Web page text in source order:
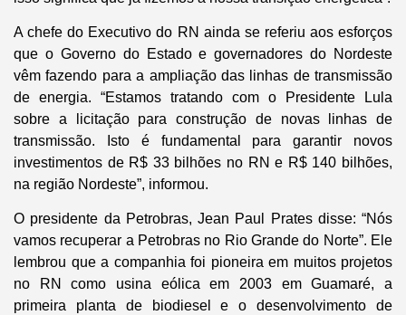
A chefe do Executivo do RN ainda se referiu aos esforços
que o Governo do Estado e governadores do Nordeste
vêm fazendo para a ampliação das linhas de transmissão
de energia. “Estamos tratando com o Presidente Lula
sobre a licitação para construção de novas linhas de
transmissão. Isto é fundamental para garantir novos
investimentos de R$ 33 bilhões no RN e R$ 140 bilhões,
na região Nordeste”, informou.
O presidente da Petrobras, Jean Paul Prates disse: “Nós
vamos recuperar a Petrobras no Rio Grande do Norte”. Ele
lembrou que a companhia foi pioneira em muitos projetos
no RN como usina eólica em 2003 em Guamaré, a
primeira planta de biodiesel e o desenvolvimento de